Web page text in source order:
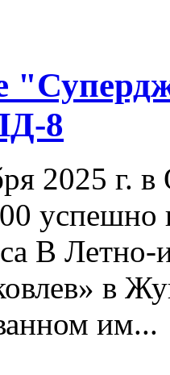
8
2025 г.
В Летно-
в
им...